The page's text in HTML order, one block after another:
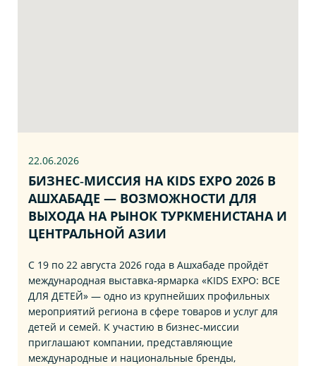
22.06.2026
БИЗНЕС‑МИССИЯ НА KIDS EXPO 2026 В
АШХАБАДЕ — ВОЗМОЖНОСТИ ДЛЯ
ВЫХОДА НА РЫНОК ТУРКМЕНИСТАНА И
ЦЕНТРАЛЬНОЙ АЗИИ
С 19 по 22 августа 2026 года в Ашхабаде пройдёт
международная выставка‑ярмарка «KIDS EXPO: ВСЕ
ДЛЯ ДЕТЕЙ» — одно из крупнейших профильных
мероприятий региона в сфере товаров и услуг для
детей и семей. К участию в бизнес‑миссии
приглашают компании, представляющие
международные и национальные бренды,